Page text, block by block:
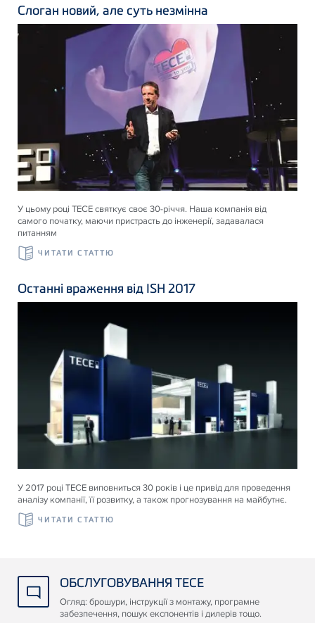
У цьому році ТЕСЕ святкує своє 30-річчя. Наша компанія від
самого початку, маючи пристрасть до інженерії, задавалася
питанням
ЧИТАТИ СТАТТЮ
Слоган новий, але суть незмінна
У 2017 році ТЕСЕ виповниться 30 років і це привід для проведення
аналізу компанії, її розвитку, а також прогнозування на майбутнє.
ЧИТАТИ СТАТТЮ
Останні враження від ISH 2017
ОБСЛУГОВУВАННЯ TECE
Огляд: брошури, інструкції з монтажу, програмне
забезпечення, пошук експонентів і дилерів тощо.